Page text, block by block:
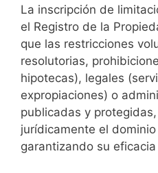
La inscripción de
el Registro de la
que las restricciones
resolutorias,
hipotecas), legales
expropiaciones) o
publicadas y
jurídicamente el
garantizando su